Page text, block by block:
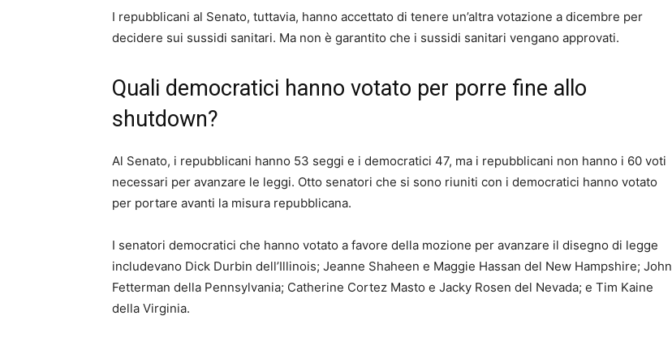
I repubblicani al Senato, tuttavia, hanno accettato di tenere un’altra votazione a dicembre per
decidere sui sussidi sanitari. Ma non è garantito che i sussidi sanitari vengano approvati.
Quali democratici hanno votato per porre fine allo
shutdown?
Al Senato, i repubblicani hanno 53 seggi e i democratici 47, ma i repubblicani non hanno i 60 voti
necessari per avanzare le leggi. Otto senatori che si sono riuniti con i democratici hanno votato
per portare avanti la misura repubblicana.
I senatori democratici che hanno votato a favore della mozione per avanzare il disegno di legge
includevano Dick Durbin dell’Illinois; Jeanne Shaheen e Maggie Hassan del New Hampshire; John
Fetterman della Pennsylvania; Catherine Cortez Masto e Jacky Rosen del Nevada; e Tim Kaine
della Virginia.